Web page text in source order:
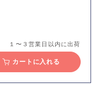
１〜３営業日以内に出荷
カートに入れる